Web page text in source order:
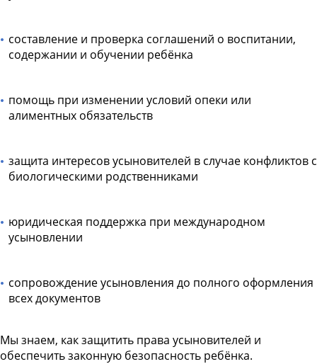
составление и проверка соглашений о воспитании,
содержании и обучении ребёнка
помощь при изменении условий опеки или
алиментных обязательств
защита интересов усыновителей в случае конфликтов с
биологическими родственниками
юридическая поддержка при международном
усыновлении
сопровождение усыновления до полного оформления
всех документов
Мы знаем, как защитить права усыновителей и
обеспечить законную безопасность ребёнка.